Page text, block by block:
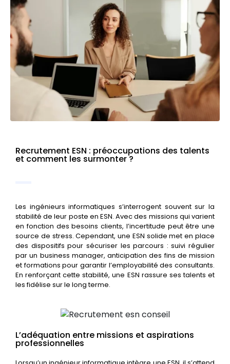
Recrutement ESN : préoccupations des talents
et comment les surmonter ?
Les ingénieurs informatiques s’interrogent souvent sur la
stabilité de leur poste en ESN. Avec des missions qui varient
en fonction des besoins clients, l’incertitude peut être une
source de stress. Cependant, une ESN solide met en place
des dispositifs pour sécuriser les parcours : suivi régulier
par un business manager, anticipation des fins de mission
et formations pour garantir l’employabilité des consultants.
En renforçant cette stabilité, une ESN rassure ses talents et
les fidélise sur le long terme.
L’adéquation entre missions et aspirations
professionnelles